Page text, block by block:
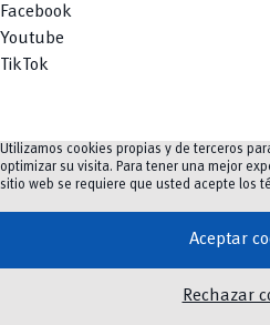
Facebook
Youtube
TikTok
©2023-2026UCuenca.
Utilizamos cookies propias y de terceros
optimizar su visita. Para tener una mejor
sitio web se requiere que usted acepte los
Aceptar
Rechazar